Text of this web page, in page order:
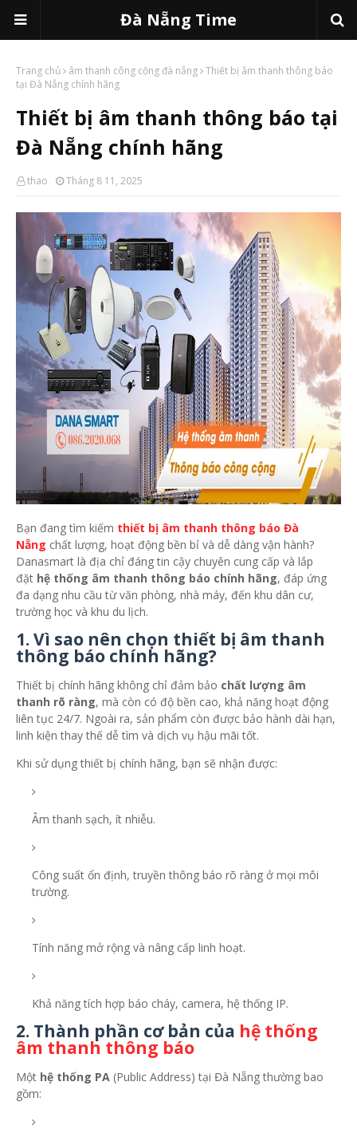
Đà Nẵng Time
Trang chủ âm thanh công cộng đà nẵng Thiết bị âm thanh thông báo
tại Đà Nẵng chính hãng
Thiết bị âm thanh thông báo tại
Đà Nẵng chính hãng
thao Tháng 8 11, 2025
Bạn đang tìm kiếm thiết bị âm thanh thông báo Đà
Nẵng chất lượng, hoạt động bền bỉ và dễ dàng vận hành?
Danasmart là địa chỉ đáng tin cậy chuyên cung cấp và lắp
đặt hệ thống âm thanh thông báo chính hãng, đáp ứng
đa dạng nhu cầu từ văn phòng, nhà máy, đến khu dân cư,
trường học và khu du lịch.
1. Vì sao nên chọn thiết bị âm thanh
thông báo chính hãng?
Thiết bị chính hãng không chỉ đảm bảo chất lượng âm
thanh rõ ràng, mà còn có độ bền cao, khả năng hoạt động
liên tục 24/7. Ngoài ra, sản phẩm còn được bảo hành dài hạn,
linh kiện thay thế dễ tìm và dịch vụ hậu mãi tốt.
Khi sử dụng thiết bị chính hãng, bạn sẽ nhận được:
Âm thanh sạch, ít nhiễu.
Công suất ổn định, truyền thông báo rõ ràng ở mọi môi
trường.
Tính năng mở rộng và nâng cấp linh hoạt.
Khả năng tích hợp báo cháy, camera, hệ thống IP.
2. Thành phần cơ bản của hệ thống
âm thanh thông báo
Một hệ thống PA (Public Address) tại Đà Nẵng thường bao
gồm: